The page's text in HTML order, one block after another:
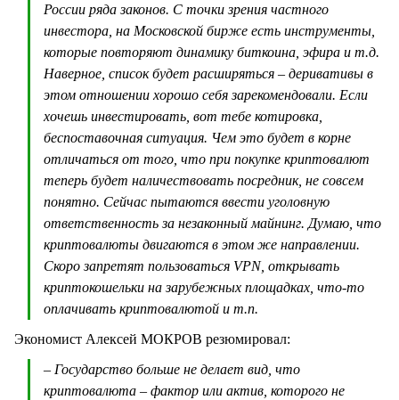
России ряда законов. С точки зрения частного
инвестора, на Московской бирже есть инструменты,
которые повторяют динамику биткоина, эфира и т.д.
Наверное, список будет расширяться – деривативы в
этом отношении хорошо себя зарекомендовали. Если
хочешь инвестировать, вот тебе котировка,
беспоставочная ситуация. Чем это будет в корне
отличаться от того, что при покупке криптовалют
теперь будет наличествовать посредник, не совсем
понятно. Сейчас пытаются ввести уголовную
ответственность за незаконный майнинг. Думаю, что
криптовалюты двигаются в этом же направлении.
Скоро запретят пользоваться VPN, открывать
криптокошельки на зарубежных площадках, что-то
оплачивать криптовалютой и т.п.
Экономист Алексей МОКРОВ резюмировал:
– Государство больше не делает вид, что
криптовалюта – фактор или актив, которого не